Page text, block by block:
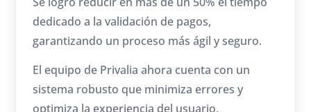
dedicado a la validación de pagos,
garantizando un proceso más ágil y seguro.
El equipo de Privalia ahora cuenta con un
sistema robusto que minimiza errores y
optimiza la experiencia del usuario.